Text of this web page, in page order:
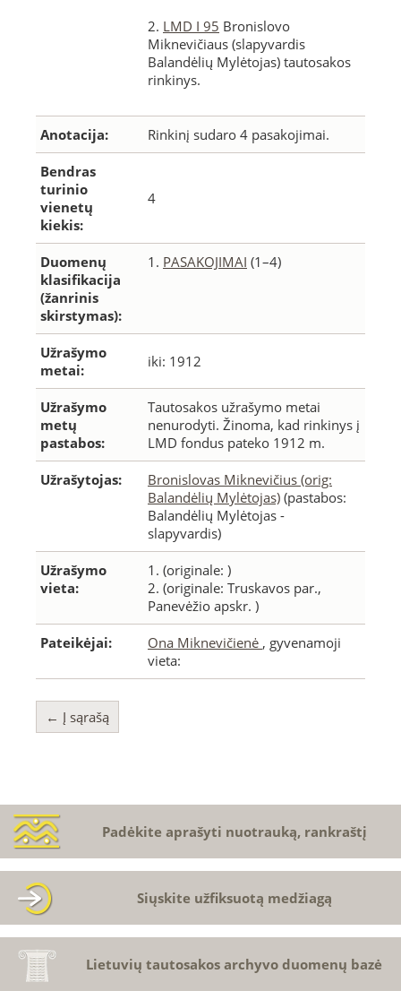
2. LMD I 95 Bronislovo
Miknevičiaus (slapyvardis
Balandėlių Mylėtojas) tautosakos
rinkinys.
Anotacija: Rinkinį sudaro 4 pasakojimai.
Bendras
turinio
vienetų
kiekis:
4
Duomenų
klasifikacija
(žanrinis
skirstymas):
1. PASAKOJIMAI (1–4)
Užrašymo
metai:
iki: 1912
Užrašymo
metų
pastabos:
Tautosakos užrašymo metai
nenurodyti. Žinoma, kad rinkinys į
LMD fondus pateko 1912 m.
Užrašytojas:
Bronislovas Miknevičius (orig:
Balandėlių Mylėtojas) (pastabos:
Balandėlių Mylėtojas -
slapyvardis)
Užrašymo
vieta:
1. (originale: )
2. (originale: Truskavos par.,
Panevėžio apskr. )
Pateikėjai: Ona Miknevičienė , gyvenamoji
vieta:
← Į sąrašą
Padėkite aprašyti nuotrauką, rankraštį
Siųskite užfiksuotą medžiagą
Lietuvių tautosakos archyvo duomenų bazė